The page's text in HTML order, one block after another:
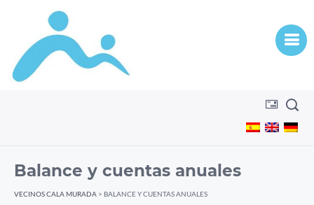
Balance y cuentas anuales
VECINOS CALA MURADA > BALANCE Y CUENTAS ANUALES